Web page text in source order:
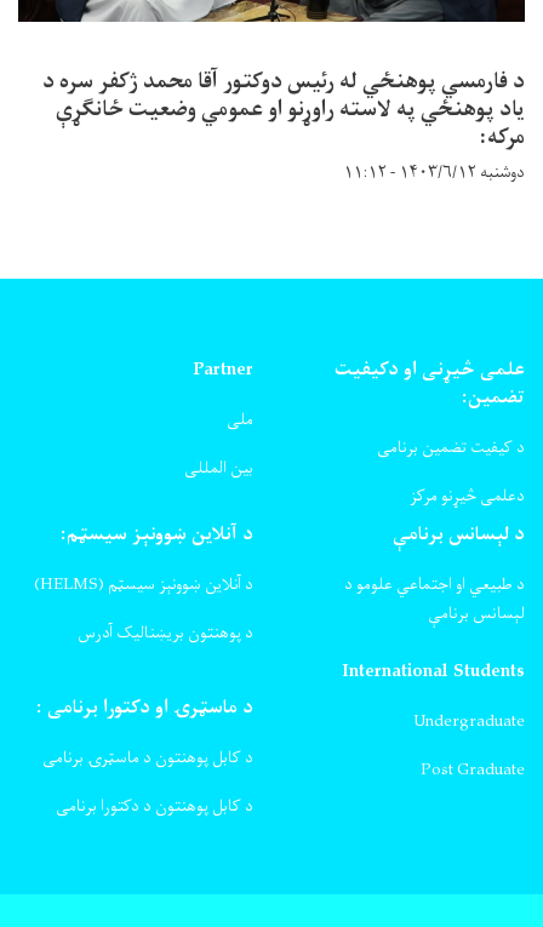
د فارمسي پوهنځي له رئیس دوکتور آقا محمد ژکفر سره د
یاد پوهنځي په لاسته راوړنو او عمومي وضعیت ځانګړې
مرکه:
دوشنبه ۱۴۰۳/۶/۱۲ - ۱۱:۱۲
علمی څیړنی او دکیفیت
تضمین:
د کیفیت تضمین برنامی
دعلمی څیړنو مرکز
Partner
ملی
بین المللی
د لېسانس برنامې
د طبیعي او اجتماعي علومو د
لېسانس برنامې
د آنلاین ښوونېز سیسټم:
د آنلاین ښوونېز سیسټم (HELMS)
د پوهنتون بریښنالیک آدرس
International Students
Undergraduate
Post Graduate
د ماسټرۍ او دکتورا برنامی :
د کابل پوهنتون د ماسټرۍ برنامی
د کابل پوهنتون د دکتورا برنامی